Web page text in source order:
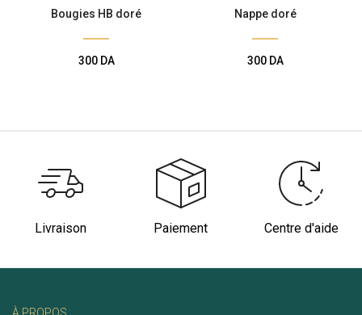
Bougies HB doré
300 DA
Nappe doré
300 DA
Livraison Paiement Centre d'aide